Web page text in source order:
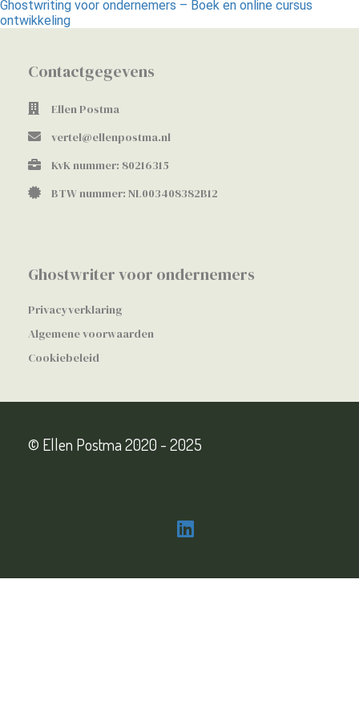
Ghostwriting voor ondernemers – Boek en online cursus
ontwikkeling
Contactgegevens
Ellen Postma
vertel@ellenpostma.nl
KvK nummer: 80216315
BTW nummer: NL003408382B12
Ghostwriter voor ondernemers
Privacyverklaring
Algemene voorwaarden
Cookiebeleid
© Ellen Postma 2020 - 2025